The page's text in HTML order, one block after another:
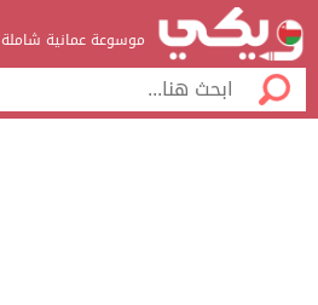
موسوعة عمانية شاملة